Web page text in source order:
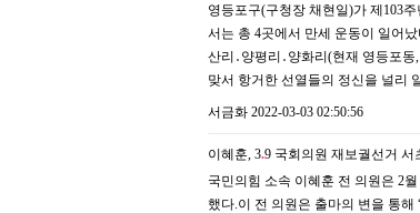
영등포구(구청장 채현일)가 제103
서는 총 4곳에서 만세 운동이 일어
산리․양평리․양화리(현재 영등포
맞서 항거한 선열들의 정신을 널리
서금화 2022-03-03 02:50:56
이혜훈, 3.9 국회의원 재보궐선거 서
국민의힘 소속 이혜훈 전 의원은 2
했다.이 전 의원은 출마의 변을 통